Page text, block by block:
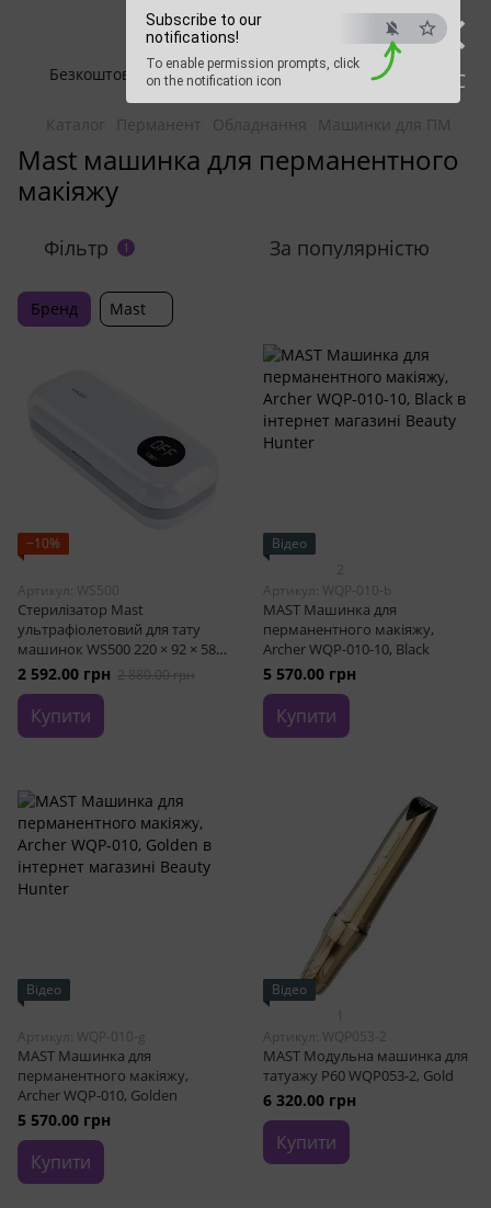
×
ESC
Subscribe to our
notifications!
To enable permission prompts, click
on the notification icon
Beauty Hunter
Безкоштовна доставка при замовленні від 2500 грн
Каталог Перманент Обладнання Машинки для ПМ
Mast машинка для перманентного
макіяжу
Фільтр 1 За популярністю
Бренд Mast
−10%
Артикул: WS500
Стерилізатор Mast
ультрафіолетовий для тату
машинок WS500 220 × 92 × 58
мм
2 592.00 грн 2 880.00 грн
Купити
Відео
2
Артикул: WQP-010-b
MAST Машинка для
перманентного макіяжу,
Archer WQP-010-10, Black
5 570.00 грн
Купити
Відео
Артикул: WQP-010-g
MAST Машинка для
перманентного макіяжу,
Archer WQP-010, Golden
5 570.00 грн
Купити
Відео
Артикул: WQP053-2
MAST Модульна машинка для
татуажу P60 WQP053-2, Gold
6 320.00 грн
Купити